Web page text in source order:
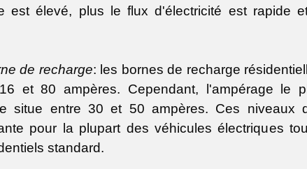
est élevé, plus le flux d'électricité est rapide
de recharge: les bornes de recharge
et 80 ampères. Cependant, l'ampérage le
situe entre 30 et 50 ampères. Ces niveaux
pour la plupart des véhicules électriques
standard.